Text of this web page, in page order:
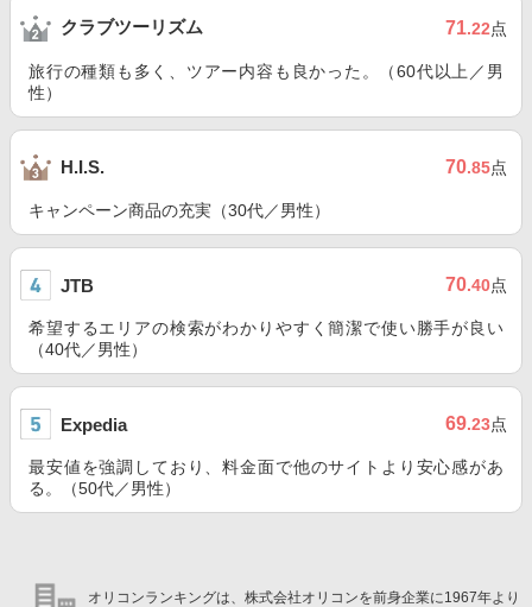
クラブツーリズム 71.22点
旅行の種類も多く、ツアー内容も良かった。（60代以上／男
性）
H.I.S. 70.85点
キャンペーン商品の充実（30代／男性）
JTB 70.40点
希望するエリアの検索がわかりやすく簡潔で使い勝手が良い
（40代／男性）
Expedia 69.23点
最安値を強調しており、料金面で他のサイトより安心感があ
る。（50代／男性）
オリコンランキングは、株式会社オリコンを前身企業に1967年より